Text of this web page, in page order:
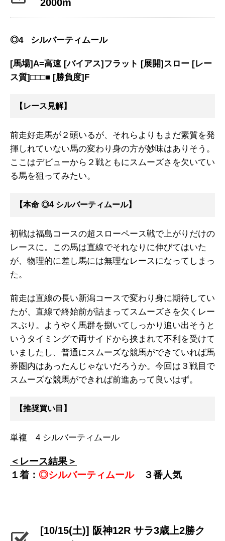
2000m
◎4 シルバーティムール
[馬場]A=高速 [バイアス]フラット [展開]スロー [レー
ス質]□□□■ [勝負度]F
【レース見解】
前走好走馬が２頭いるが、それらよりもまだ素質を発
揮しれていない馬の変わり身の方が妙味はありそう。
ここはデビューから２戦ともにスムーズさを欠いてい
る馬を狙ってみたい。
【本命 ◎4 シルバーティムール】
初戦は福島コースの超スローペース戦で上がりだけの
レースに。この馬は直線でそれなりに伸びてはいた
が、物理的に差し馬には無理なレースになってしまっ
た。
前走は直線の長い新潟コースで変わり身に期待してい
たが、直線で終始前が詰まってスムーズさを欠くレー
スぶり。ようやく馬群を捌いてしっかり追い出そうと
いうタイミングで両サイドから挟まれて不利を受けて
いましたし、普通にスムーズな競馬ができていれば馬
券圏内はあったんじゃないだろうか。今回は３戦目で
スムーズな競馬ができれば前進あって良いはず。
【推奨買い目】
単複 4 シルバーティムール
＜レース結果＞
１着： ◎シルバーティムール３番人気
[10/15(土)] 阪神12R サラ3歳上2勝ク